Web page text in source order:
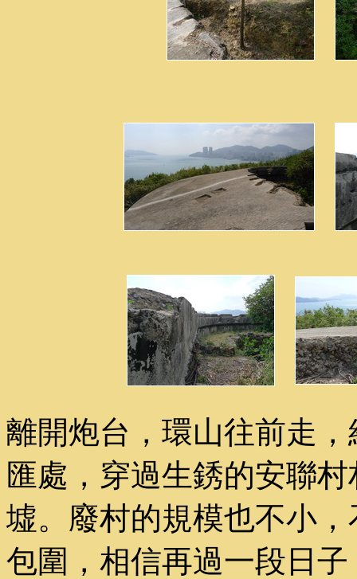
離開炮台，環山往前走
匯處，穿過生銹的安聯
墟。廢村的規模也不小
包圍，相信再過一段日